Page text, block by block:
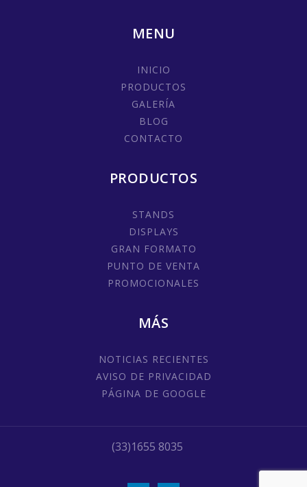
MENU
INICIO
PRODUCTOS
GALERÍA
BLOG
CONTACTO
PRODUCTOS
STANDS
DISPLAYS
GRAN FORMATO
PUNTO DE VENTA
PROMOCIONALES
MÁS
NOTICIAS RECIENTES
AVISO DE PRIVACIDAD
PÁGINA DE GOOGLE
(33)1655 8035